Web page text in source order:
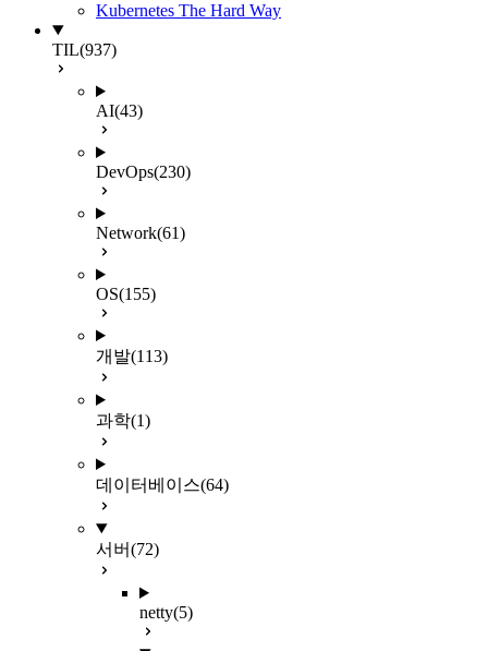
Kubernetes The Hard Way
TIL(937)
AI(43)
DevOps(230)
Network(61)
OS(155)
개발(113)
과학(1)
데이터베이스(64)
서버(72)
netty(5)